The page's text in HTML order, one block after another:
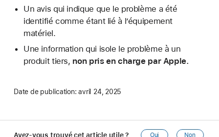
Un avis qui indique que le problème a été
identifié comme étant lié à l’équipement
matériel.
Une information qui isole le problème à un
produit tiers, non pris en charge par Apple.
Date de publication: avril 24, 2025
Avez-vous trouvé cet article utile ? Oui Non